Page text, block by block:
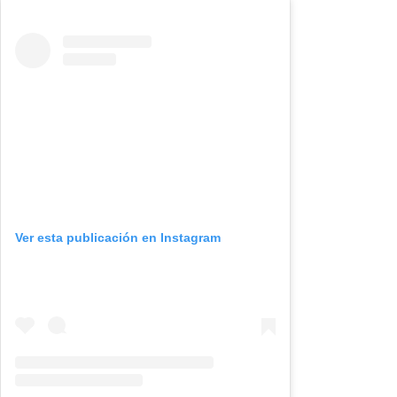
Ver esta publicación en Instagram